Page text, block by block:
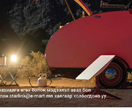
Улсын чанартай хатуу
хучилттай авто замын талаас
и...
2026/08/06
Засгийн газар энэ оныг
дуустал санхүүгийн хэмнэлти...